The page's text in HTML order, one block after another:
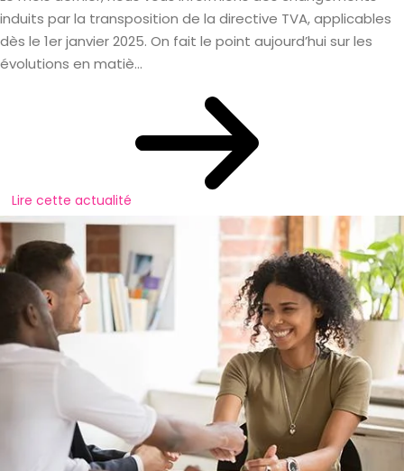
induits par la transposition de la directive TVA, applicables
dès le 1er janvier 2025. On fait le point aujourd’hui sur les
évolutions en matiè...
Lire cette actualité